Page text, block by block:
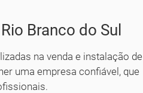
Branco do Sul
na venda e instalação
uma empresa confiável, que